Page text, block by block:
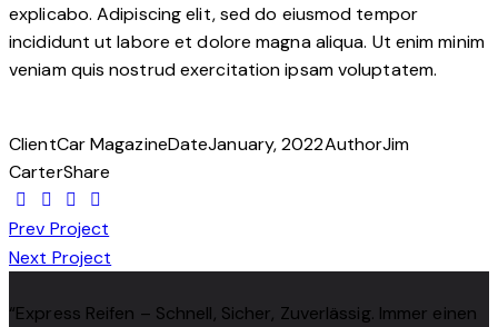
explicabo. Adipiscing elit, sed do eiusmod tempor
incididunt ut labore et dolore magna aliqua. Ut enim minim
veniam quis nostrud exercitation ipsam voluptatem.
ClientCar MagazineDateJanuary, 2022AuthorJim
CarterShare
BEITRAGSNAVIGATION
Prev Project
Next Project
“Express Reifen – Schnell, Sicher, Zuverlässig. Immer einen